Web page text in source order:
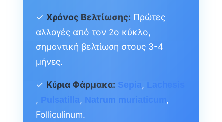
✓Χρόνος Βελτίωσης: Πρώτες
αλλαγές από τον 2ο κύκλο,
σημαντική βελτίωση στους 3-4
μήνες.
✓ Κύρια Φάρμακα: Sepia ,
, Pulsatilla, Natrum muriaticum ,
Folliculinum.